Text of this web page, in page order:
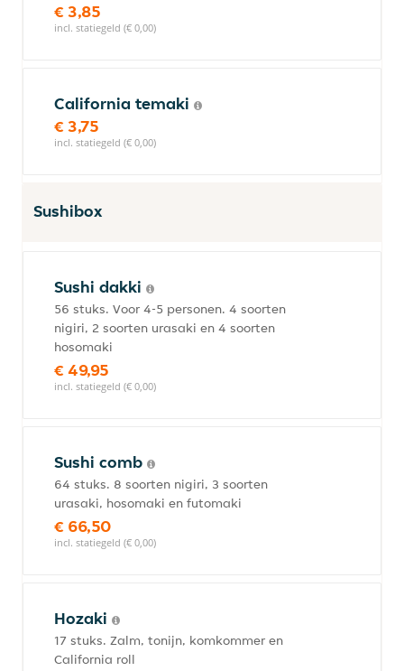
€ 3,85
incl. statiegeld (€ 0,00)
California temaki
€ 3,75
incl. statiegeld (€ 0,00)
Sushibox
Sushi dakki
56 stuks. Voor 4-5 personen. 4 soorten
nigiri, 2 soorten urasaki en 4 soorten
hosomaki
€ 49,95
incl. statiegeld (€ 0,00)
Sushi comb
64 stuks. 8 soorten nigiri, 3 soorten
urasaki, hosomaki en futomaki
€ 66,50
incl. statiegeld (€ 0,00)
Hozaki
17 stuks. Zalm, tonijn, komkommer en
California roll